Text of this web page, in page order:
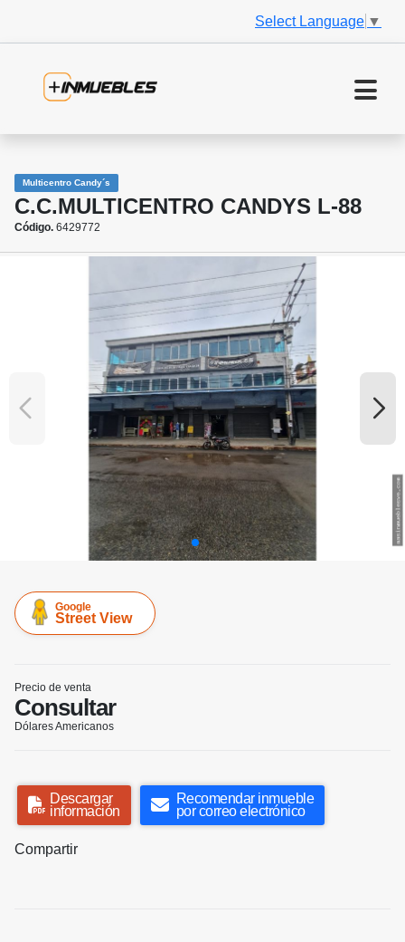
Select Language ▼
Multicentro Candy´s
C.C.MULTICENTRO CANDYS L-88
Código. 6429772
Google
Street View
Precio de venta
Consultar
Dólares Americanos
Descargar
información
Recomendar inmueble
por correo electrónico
Compartir